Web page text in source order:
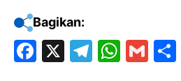
Bagikan:
F
X
T
W G